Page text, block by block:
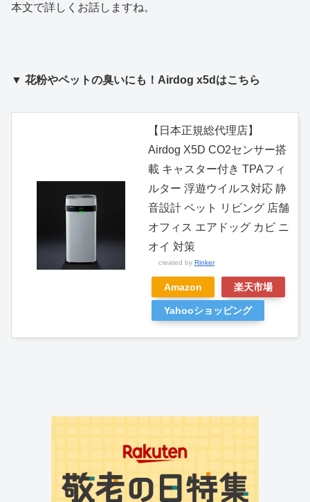
本文で詳しくお話しますね。
▼ 花粉やペットの臭いにも！Airdog x5dはこちら
【日本正規総代理店】
Airdog X5D CO2センサー搭
載 キャスター付き TPAフィ
ルター 浮遊ウイルス対応 静
音設計 ペット リビング 店舗
オフィス エアドッグ カビ ニ
オイ 対策
created by Rinker
Amazon 楽天市場
Yahooショッピング